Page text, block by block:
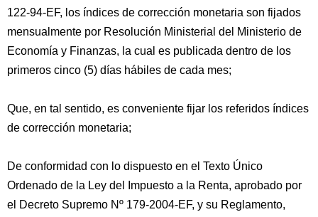
122-94-EF, los índices de corrección monetaria son fijados
mensualmente por Resolución Ministerial del Ministerio de
Economía y Finanzas, la cual es publicada dentro de los
primeros cinco (5) días hábiles de cada mes;
Que, en tal sentido, es conveniente fijar los referidos índices
de corrección monetaria;
De conformidad con lo dispuesto en el Texto Único
Ordenado de la Ley del Impuesto a la Renta, aprobado por
el Decreto Supremo Nº 179-2004-EF, y su Reglamento,